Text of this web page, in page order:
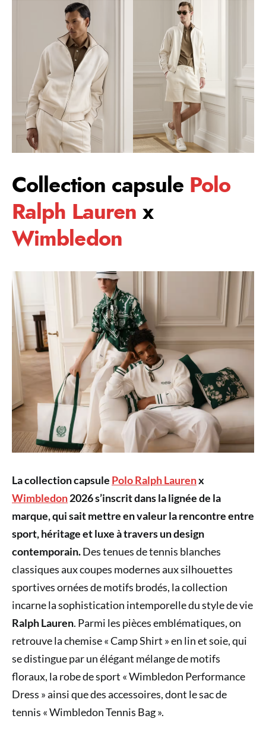
Collection capsule Polo
Ralph Laurenx
Wimbledon
La collection capsule Polo Ralph Laurenx
Wimbledon2026 s’inscrit dans la lignée de la
marque, qui sait mettre en valeur la rencontre entre
sport, héritage et luxe à travers un design
contemporain.Des tenues de tennis blanches
classiques aux coupes modernes aux silhouettes
sportives ornées de motifs brodés, la collection
incarne la sophistication intemporelle du style de vie
Ralph Lauren. Parmi les pièces emblématiques, on
retrouve la chemise « Camp Shirt » en lin et soie, qui
se distingue par un élégant mélange de motifs
floraux, la robe de sport « Wimbledon Performance
Dress » ainsi que des accessoires, dont le sac de
tennis « Wimbledon Tennis Bag ».